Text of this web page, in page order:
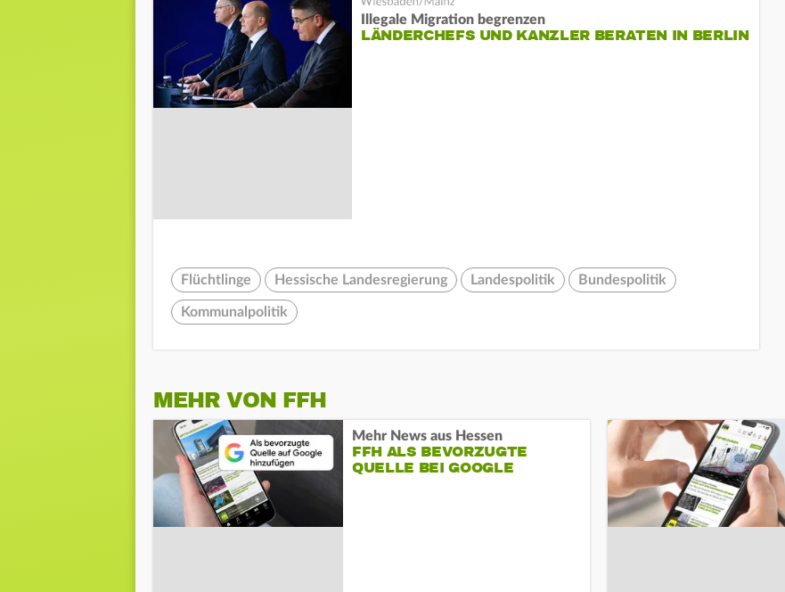
Illegale Migration begrenzen
LÄNDERCHEFS UND KANZLER BERATEN IN BERLIN
Flüchtlinge Hessische Landesregierung Landespolitik Bundespolitik
Kommunalpolitik
MEHR VON FFH
Mehr News aus Hessen
FFH ALS BEVORZUGTE
QUELLE BEI GOOGLE